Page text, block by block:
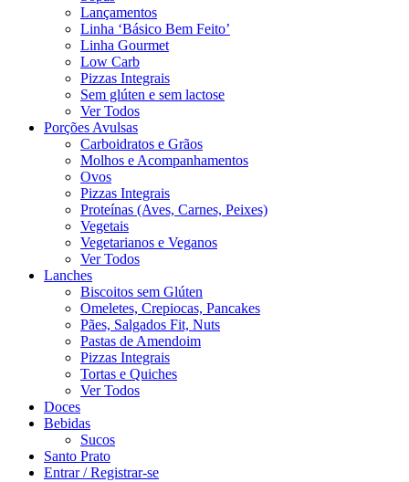
Lançamentos
Linha ‘Básico Bem Feito’
Linha Gourmet
Low Carb
Pizzas Integrais
Sem glúten e sem lactose
Ver Todos
Porções Avulsas
Carboidratos e Grãos
Molhos e Acompanhamentos
Ovos
Pizzas Integrais
Proteínas (Aves, Carnes, Peixes)
Vegetais
Vegetarianos e Veganos
Ver Todos
Lanches
Biscoitos sem Glúten
Omeletes, Crepiocas, Pancakes
Pães, Salgados Fit, Nuts
Pastas de Amendoim
Pizzas Integrais
Tortas e Quiches
Ver Todos
Doces
Bebidas
Sucos
Santo Prato
Entrar / Registrar-se